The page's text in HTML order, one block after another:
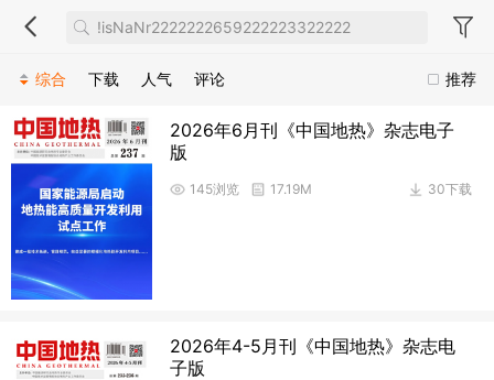
推荐
综合 下载 人气 评论
2026年6月刊《中国地热》杂志电子
版
30下载
145浏览 17.19M
2026年4-5月刊《中国地热》杂志电
子版